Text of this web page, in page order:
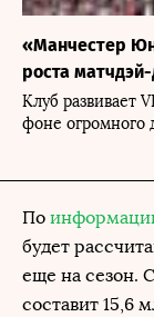
«Манчестер
роста
Клуб развивает
фоне огромного
По
будет
еще на сезон.
составит 15,6